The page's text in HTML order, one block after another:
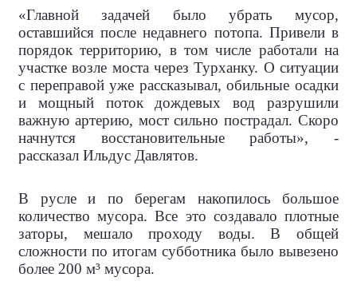
«Главной задачей было убрать мусор,
оставшийся после недавнего потопа. Привели в
порядок территорию, в том числе работали на
участке возле моста через Турханку. О ситуации
с переправой уже рассказывал, обильные осадки
и мощный поток дождевых вод разрушили
важную артерию, мост сильно пострадал. Скоро
начнутся восстановительные работы», -
рассказал Ильдус Давлятов.
В русле и по берегам накопилось большое
количество мусора. Все это создавало плотные
заторы, мешало проходу воды. В общей
сложности по итогам субботника было вывезено
более 200 м³ мусора.